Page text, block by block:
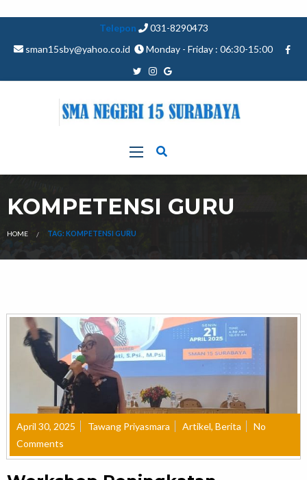
Telepon
031-8290473
sman15sby@yahoo.co.id
Monday - Friday : 06:30-15:00
KOMPETENSI GURU
HOME TAG: KOMPETENSI GURU
April 30, 2025 Tawang Priyasmara Artikel, Berita
No
Comments